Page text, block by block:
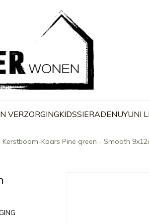
VERZORGINGKIDSSIERADENUYUNI
Kerstboom-Kaars Pine green - Smooth